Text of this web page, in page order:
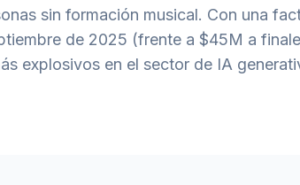
sin formación musical. Con una
de 2025 (frente a $45M a
explosivos en el sector de IA